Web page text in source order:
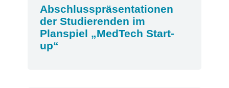
Abschlusspräsentationen
der Studierenden im
Planspiel „MedTech Start-
up“